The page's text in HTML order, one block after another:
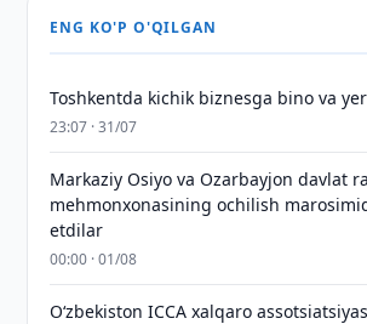
ENG KO'P O'QILGAN
Toshkentda kichik biznesga bino va
23:07 · 31/07
Markaziy Osiyo va Ozarbayjon davlat
mehmonxonasining ochilish
etdilar
00:00 · 01/08
O‘zbekiston ICCA xalqaro